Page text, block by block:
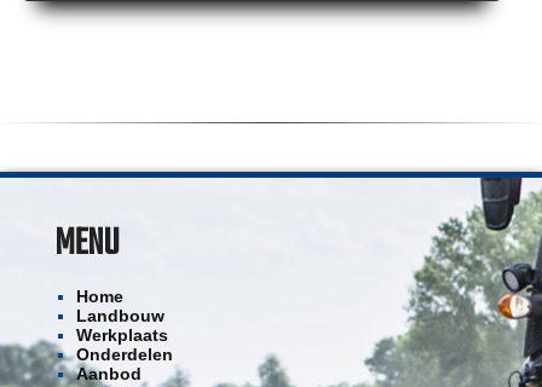
MENU
Home
Landbouw
Werkplaats
Onderdelen
Aanbod